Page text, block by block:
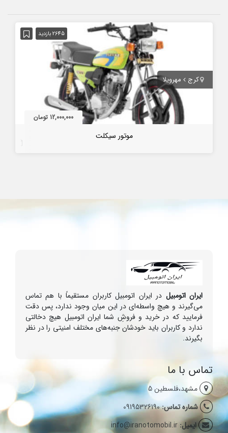
2645 بازدید
کرج مهرویلا
12,000,000 تومان
موتور سیکلت
ایران اتومبیل در ایران اتومبیل کاربران مستقیماً با هم تماس
می‌گیرند و هیچ واسطه‌ای در این میان وجود ندارد، پس دقت
فرمایید که در خرید و فروشِ شما ایران اتومبیل هیچ دخالتی
ندارد و کاربران باید خودشان جنبه‌های مختلف امنیتی را در نظر
بگیرند.
تماس با ما
مشهد،فلسطین 5
شماره تماس:09195326190
ایمیل: info@iranotomobil.ir